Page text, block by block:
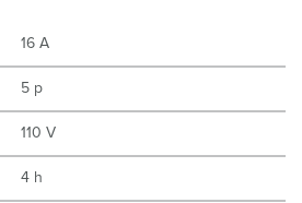
16 A
5 p
110 V
4 h